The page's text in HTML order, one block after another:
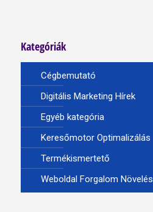
Kategóriák
Cégbemutató
Digitális Marketing Hírek
Egyéb kategória
Keresőmotor Optimalizálás
Termékismertető
Weboldal Forgalom Növelés